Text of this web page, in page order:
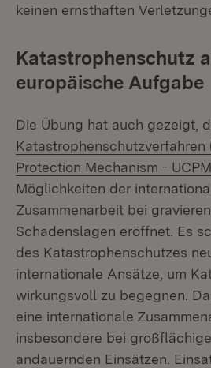
keinen ernsthaften
Katastrophenschutz
europäische Aufgabe
Die Übung hat auch gezeigt,
Katastrophenschutzverfahren
Protection Mechanism -
Möglichkeiten der
Zusammenarbeit bei
Schadenslagen eröffnet. Es
des Katastrophenschutzes
internationale Ansätze, um
wirkungsvoll zu begegnen.
eine internationale
insbesondere bei
andauernden Einsätzen.